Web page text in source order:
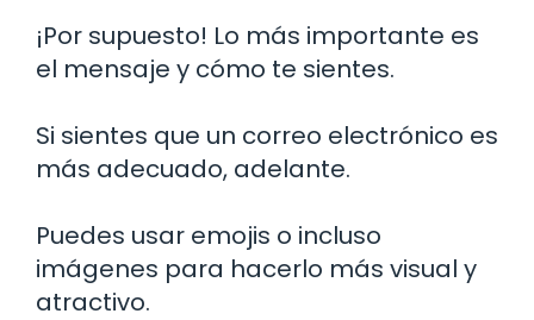
¡Por supuesto! Lo más importante es
el mensaje y cómo te sientes.
Si sientes que un correo electrónico es
más adecuado, adelante.
Puedes usar emojis o incluso
imágenes para hacerlo más visual y
atractivo.